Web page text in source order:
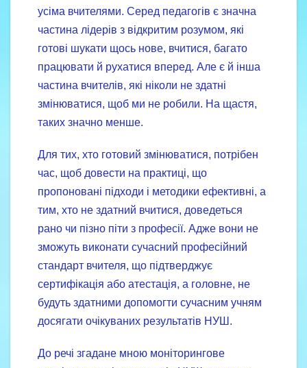
усіма вчителями. Серед педагогів є значна
частина лідерів з відкритим розумом, які
готові шукати щось нове, вчитися, багато
працювати й рухатися вперед. Але є й інша
частина вчителів, які ніколи не здатні
змінюватися, щоб ми не робили. На щастя,
таких значно менше.
Для тих, хто готовий змінюватися, потрібен
час, щоб довести на практиці, що
пропоновані підходи і методики ефективні, а
тим, хто не здатний вчитися, доведеться
рано чи пізно піти з професії. Адже вони не
зможуть виконати сучасний професійний
стандарт вчителя, що підтверджує
сертифікація або атестація, а головне, не
будуть здатними допомогти сучасним учням
досягати очікуваних результатів НУШ.
До речі згадане мною моніторингове